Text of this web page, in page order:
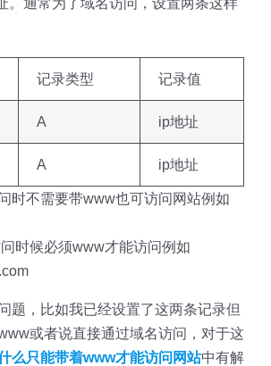
记录类型 记录值
A ip地址
A ip地址
时不需要带www也可访问网站例如
时候必须www才能访问例如
题，比如我已经设置了这两条记录但
或者说直接通过域名访问，对于这
么只能带着www才能访问网站中有解